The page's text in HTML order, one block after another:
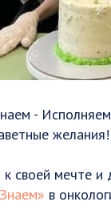
-
желания!
своей мечте и
в